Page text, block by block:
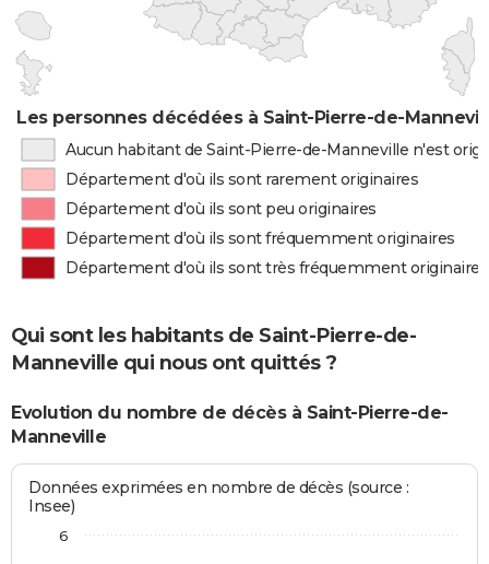
Les personnes décédées à Saint-Pierre-de-
Aucun habitant de Saint-Pierre-de-Manneville n'est
Département d'où ils sont rarement originaires
Département d'où ils sont peu originaires
Département d'où ils sont fréquemment originaires
Département d'où ils sont très fréquemment originaires
Qui sont les habitants de Saint-Pierre-de-
Manneville qui nous ont quittés ?
Evolution du nombre de décès à Saint-Pierre-de-
Manneville
Données exprimées en nombre de décès (source :
Insee)
6